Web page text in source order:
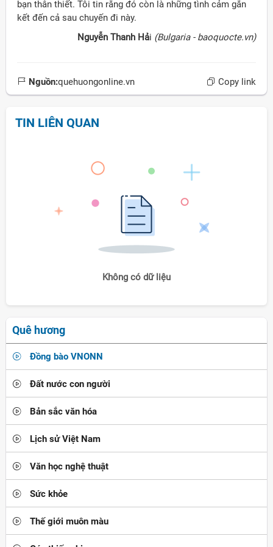
bạn thân thiết. Tôi tin rằng đó còn là những tình cảm gắn
kết đến cả sau chuyến đi này.
Nguyễn Thanh Hải (Bulgaria - baoquocte.vn)
Nguồn:quehuongonline.vn Copy link
TIN LIÊN QUAN
Không có dữ liệu
Quê hương
Đồng bào VNONN
Đất nước con người
Bản sắc văn hóa
Lịch sử Việt Nam
Văn học nghệ thuật
Sức khỏe
Thế giới muôn màu